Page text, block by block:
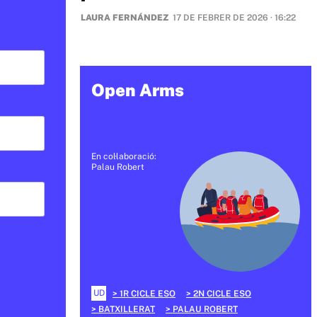
LAURA FERNÁNDEZ 17 DE FEBRER DE 2026 · 16:22
Open Arms
En col·laboració:
Palau Robert
UD 1R CICLE ESO
2N CICLE ESO
BATXILLERAT
PALAU ROBERT